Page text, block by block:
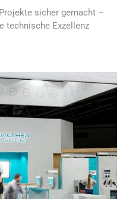
sicher gemacht –
technische Exzellenz